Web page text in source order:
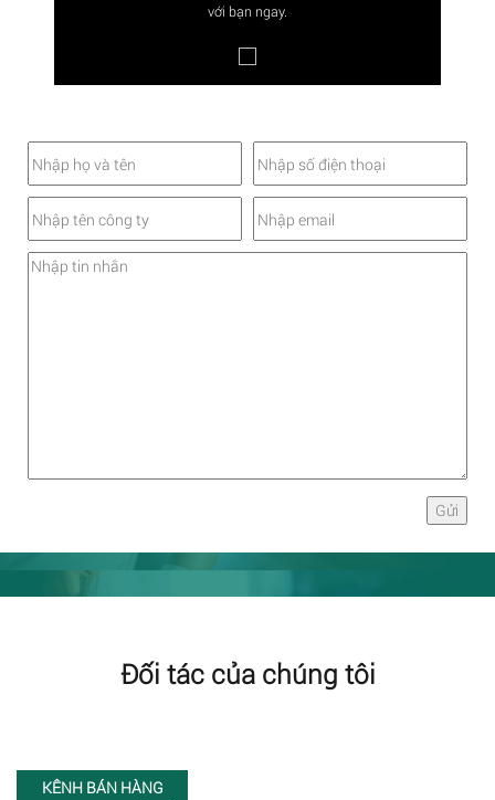
với bạn ngay.
Đối tác của chúng tôi
KÊNH BÁN HÀNG